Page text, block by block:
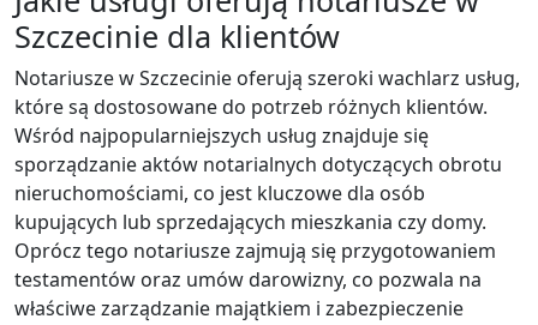
Szczecinie dla klientów
Notariusze w Szczecinie oferują szeroki wachlarz usług,
które są dostosowane do potrzeb różnych klientów.
Wśród najpopularniejszych usług znajduje się
sporządzanie aktów notarialnych dotyczących obrotu
nieruchomościami, co jest kluczowe dla osób
kupujących lub sprzedających mieszkania czy domy.
Oprócz tego notariusze zajmują się przygotowaniem
testamentów oraz umów darowizny, co pozwala na
właściwe zarządzanie majątkiem i zabezpieczenie